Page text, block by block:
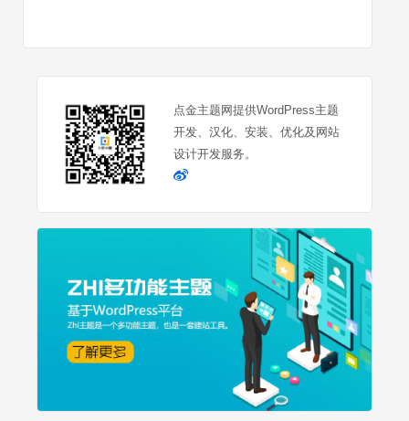
点金主题网提供WordPress主题
开发、汉化、安装、优化及网站
设计开发服务。